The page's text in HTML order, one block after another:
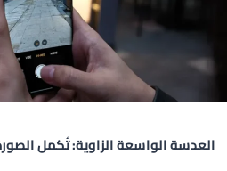
العدسة الواسعة الزاوية: تُكمل